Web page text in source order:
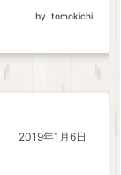
tomokichi
2019年1月6日